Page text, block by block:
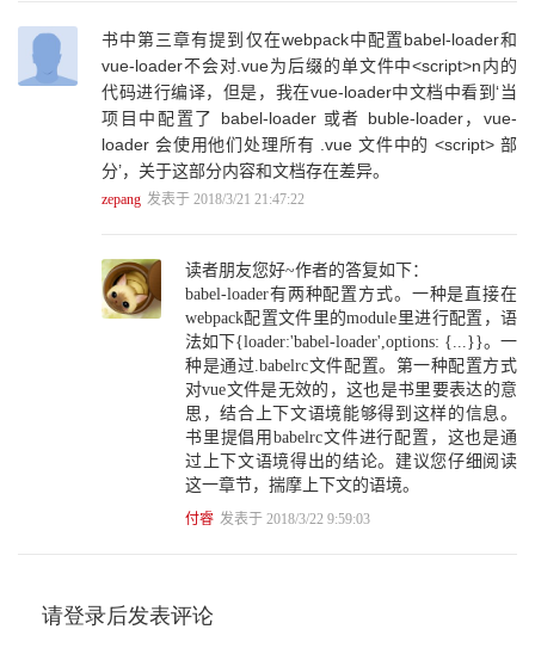
第4章 本地开发服务器 149
4.1 本地开发服务器解决的问题 150
4.2 动态构建 152
4.2.1 webpack-dev-middleware 152
4.2.2 Livereload和HMR 157
4.3 Mock服务 161
4.3.1 Mock的必要前提和发展进程 162
4.3.2 异步数据接口 166
第5章 部署 175
5.1 部署流程的设计原则 175
5.1.1 速度——化繁为简 177
5.1.2 协作——代码审查和部署队列 181
5.1.3 安全——严格审查和权限控制 184
5.2 流程之外：前端静态资源的部署策略 186
5.2.1 协商缓存与强制缓存 186
5.2.2 Apache设置缓存策略 186
6.2.1 GitFlow与版本管理 199
书中第三章有提到仅在webpack中配置babel-loader和
vue-loader不会对.vue为后缀的单文件中<script>n内的
代码进行编译，但是，我在vue-loader中文档中看到‘当
项目中配置了 babel-loader 或者 buble-loader，vue-
loader 会使用他们处理所有 .vue 文件中的 <script> 部
分’，关于这部分内容和文档存在差异。
zepang 发表于 2018/3/21 21:47:22
读者朋友您好~作者的答复如下：
babel-loader有两种配置方式。一种是直接在
webpack配置文件里的module里进行配置，语
法如下{loader:'babel-loader',options: {...}}。一
种是通过.babelrc文件配置。第一种配置方式
对vue文件是无效的，这也是书里要表达的意
思，结合上下文语境能够得到这样的信息。
书里提倡用babelrc文件进行配置，这也是通
过上下文语境得出的结论。建议您仔细阅读
这一章节，揣摩上下文的语境。
付睿 发表于 2018/3/22 9:59:03